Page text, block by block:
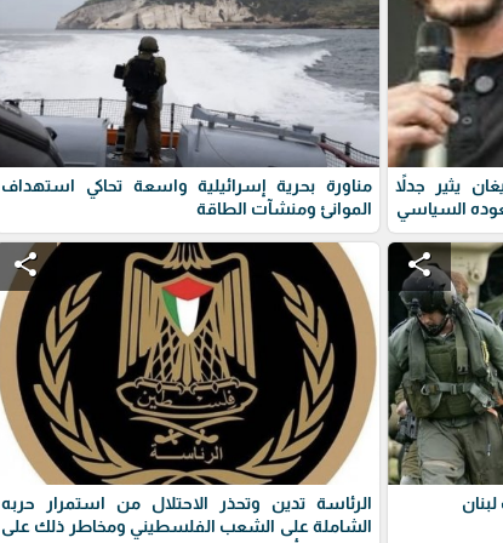
يثير جدلاً
السياسي
مناورة بحرية إسرائيلية واسعة تحاكي استهداف
الموانئ ومنشآت الطاقة
share
share
الرئاسة تدين وتحذر الاحتلال من استمرار حربه
الشاملة على الشعب الفلسطيني ومخاطر ذلك على